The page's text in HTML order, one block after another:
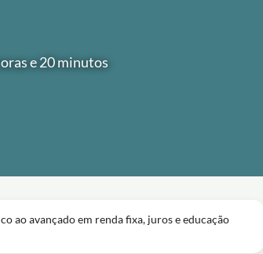
e 20 minutos
ao avançado em renda fixa, juros e educação